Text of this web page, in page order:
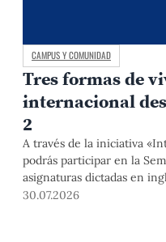
CAMPUS Y COMUNIDAD
Tres formas de
internacional
2
A través de la iniciativa
podrás participar en la
asignaturas dictadas en
junto con estudiantes y
30.07.2026